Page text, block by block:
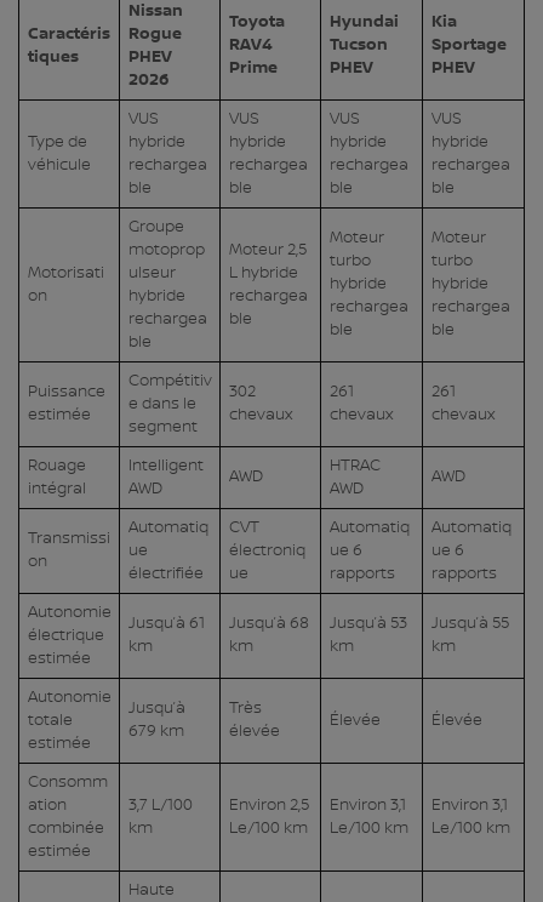
Caractéris
tiques
Nissan
Rogue
PHEV
2026
Toyota
RAV4
Prime
Hyundai
Tucson
PHEV
Kia
Sportage
PHEV
Type de
véhicule
VUS
hybride
rechargea
ble
VUS
hybride
rechargea
ble
VUS
hybride
rechargea
ble
VUS
hybride
rechargea
ble
Motorisati
on
Groupe
motoprop
ulseur
hybride
rechargea
ble
Moteur 2,5
L hybride
rechargea
ble
Moteur
turbo
hybride
rechargea
ble
Moteur
turbo
hybride
rechargea
ble
Puissance
estimée
Compétitiv
e dans le
segment
302
chevaux
261
chevaux
261
chevaux
Rouage
intégral
Intelligent
AWD
AWD
HTRAC
AWD
AWD
Transmissi
on
Automatiq
ue
électrifiée
CVT
électroniq
ue
Automatiq
ue 6
rapports
Automatiq
ue 6
rapports
Autonomie
électrique
estimée
Jusqu’à 61
km
Jusqu’à 68
km
Jusqu’à 53
km
Jusqu’à 55
km
Autonomie
totale
estimée
Jusqu’à
679 km
Très
élevée
Élevée Élevée
Consomm
ation
combinée
estimée
3,7 L/100
km
Environ 2,5
Le/100 km
Environ 3,1
Le/100 km
Environ 3,1
Le/100 km
Haute